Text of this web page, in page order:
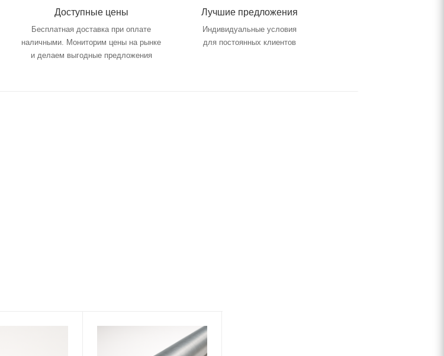
Доступные цены
Бесплатная доставка при оплате
наличными. Мониторим цены на рынке
и делаем выгодные предложения
Лучшие предложения
Индивидуальные условия
для постоянных клиентов